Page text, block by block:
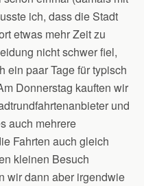
ich, dass die Stadt
etwas mehr Zeit zu
nicht schwer fiel,
ein paar Tage für typisch
Donnerstag kauften wir
und
auch mehrere
Fahrten auch gleich
kleinen Besuch
wir dann aber irgendwie